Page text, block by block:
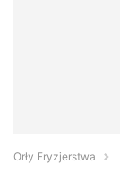
Orły Fryzjerstwa